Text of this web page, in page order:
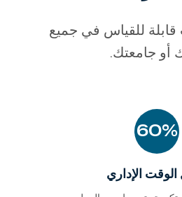
قابلة للقياس في جميع
أو جامعتك.
60%
الوقت الإداري